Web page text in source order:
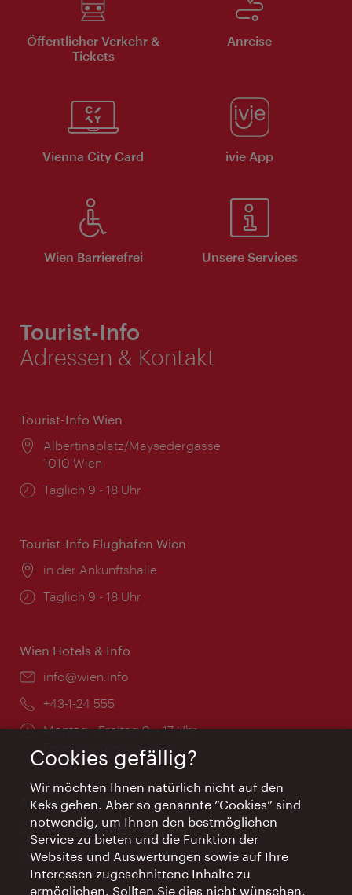
Öffentlicher Verkehr &
Tickets
Anreise
Vienna City Card ivie App
Wien Barrierefrei Unsere Services
Tourist-Info
Adressen & Kontakt
Tourist-Info Wien
Ort:
Albertinaplatz/Maysedergasse
1010 Wien
Öffnungszeiten:
Täglich 9 - 18 Uhr
Tourist-Info Flughafen Wien
Ort:
in der Ankunftshalle
Öffnungszeiten:
Täglich 9 - 18 Uhr
Wien Hotels & Info
Email:
info@wien.info
Telefon:
+43-1-24 555
Öffnungszeiten:
Montag - Freitag 9 – 17 Uhr
Feiertags geschlossen
AI Concierge Wien
Ort:
concierge.wien.info
Öffnungszeiten:
Informationen rund um die Uhr
Cookies gefällig?
Wir möchten Ihnen natürlich nicht auf den
Keks gehen. Aber so genannte “Cookies” sind
notwendig, um Ihnen den bestmöglichen
Service zu bieten und die Funktion der
Websites und Auswertungen sowie auf Ihre
Interessen zugeschnittene Inhalte zu
ermöglichen. Sollten Sie dies nicht wünschen,